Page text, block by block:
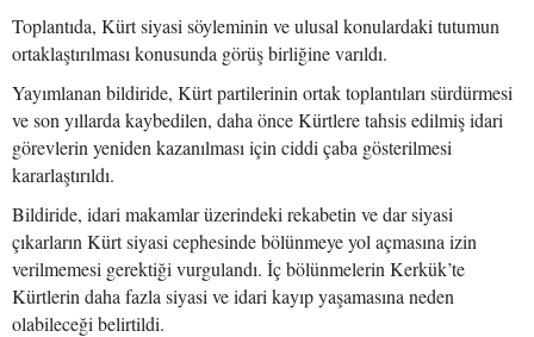
Toplantıda, Kürt siyasi söyleminin ve ulusal konulardaki tutumun
ortaklaştırılması konusunda görüş birliğine varıldı.
Yayımlanan bildiride, Kürt partilerinin ortak toplantıları sürdürmesi
ve son yıllarda kaybedilen, daha önce Kürtlere tahsis edilmiş idari
görevlerin yeniden kazanılması için ciddi çaba gösterilmesi
kararlaştırıldı.
Bildiride, idari makamlar üzerindeki rekabetin ve dar siyasi
çıkarların Kürt siyasi cephesinde bölünmeye yol açmasına izin
verilmemesi gerektiği vurgulandı. İç bölünmelerin Kerkük’te
Kürtlerin daha fazla siyasi ve idari kayıp yaşamasına neden
olabileceği belirtildi.